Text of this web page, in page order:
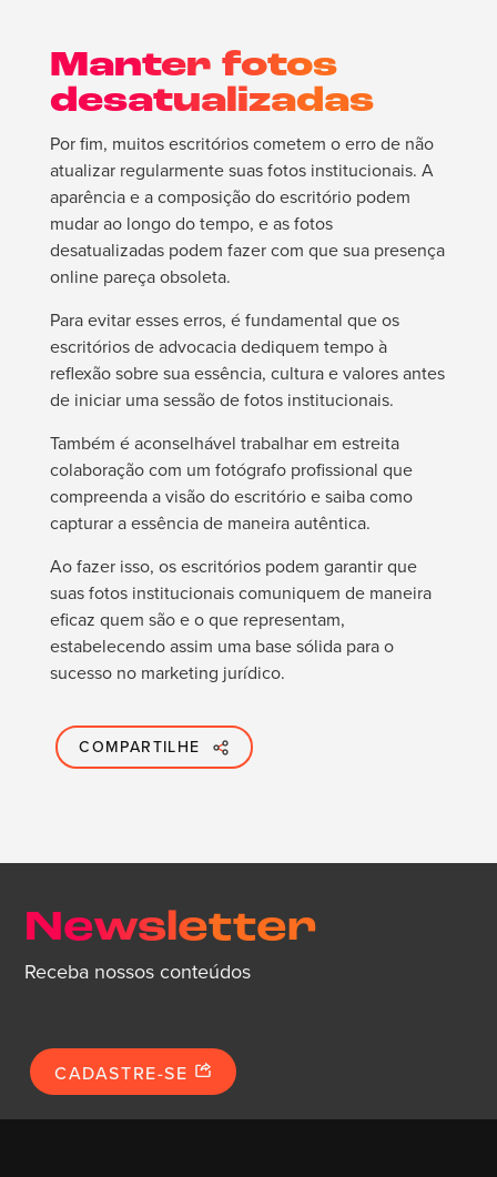
Manter fotos
desatualizadas
Por fim, muitos escritórios cometem o erro de não
atualizar regularmente suas fotos institucionais. A
aparência e a composição do escritório podem
mudar ao longo do tempo, e as fotos
desatualizadas podem fazer com que sua presença
online pareça obsoleta.
Para evitar esses erros, é fundamental que os
escritórios de advocacia dediquem tempo à
reflexão sobre sua essência, cultura e valores antes
de iniciar uma sessão de fotos institucionais.
Também é aconselhável trabalhar em estreita
colaboração com um fotógrafo profissional que
compreenda a visão do escritório e saiba como
capturar a essência de maneira autêntica.
Ao fazer isso, os escritórios podem garantir que
suas fotos institucionais comuniquem de maneira
eficaz quem são e o que representam,
estabelecendo assim uma base sólida para o
sucesso no marketing jurídico.
COMPARTILHE
Newsletter
Receba nossos conteúdos
CADASTRE-SE